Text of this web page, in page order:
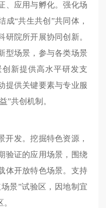
、应用与孵化。强化场
成“共生共创”共同体，
研院所开展协同创新。
型场景，参与各类场景
新提供高水平研发支
提供关键要素与专业服
”共创机制。
开发。挖掘特色资源，
验证的应用场景，围绕
体开放特色场景。支持
景”试验区，因地制宜